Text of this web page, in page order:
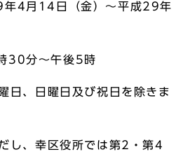
月14日（金）～平成29年
分～午後5時
及び祝日を除きま
役所では第2・第4